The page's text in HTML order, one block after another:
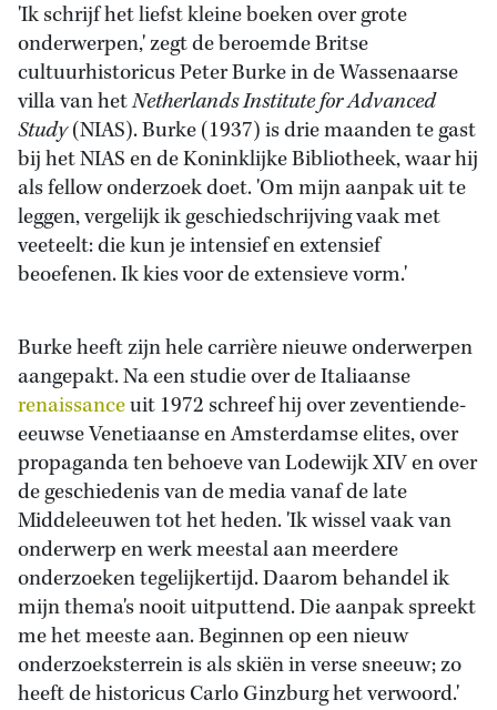
'Ik schrijf het liefst kleine boeken over grote
onderwerpen,' zegt de beroemde Britse
cultuurhistoricus Peter Burke in de Wassenaarse
villa van hetNetherlands Institute for Advanced
Study(NIAS). Burke (1937) is drie maanden te gast
bij het NIAS en de Koninklijke Bibliotheek, waar hij
als fellow onderzoek doet. 'Om mijn aanpak uit te
leggen, vergelijk ik geschiedschrijving vaak met
veeteelt: die kun je intensief en extensief
beoefenen. Ik kies voor de extensieve vorm.'
Burke heeft zijn hele carrière nieuwe onderwerpen
aangepakt. Na een studie over de Italiaanse
renaissanceuit 1972 schreef hij over zeventiende-
eeuwse Venetiaanse en Amsterdamse elites, over
propaganda ten behoeve van Lodewijk XIV en over
de geschiedenis van de media vanaf de late
Middeleeuwen tot het heden. 'Ik wissel vaak van
onderwerp en werk meestal aan meerdere
onderzoeken tegelijkertijd. Daarom behandel ik
mijn thema's nooit uitputtend. Die aanpak spreekt
me het meeste aan. Beginnen op een nieuw
onderzoeksterrein is als skiën in verse sneeuw; zo
heeft de historicus Carlo Ginzburg het verwoord.'